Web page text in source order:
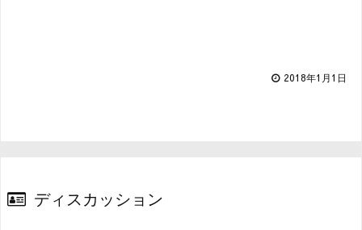
2018年1月1日
ディスカッション